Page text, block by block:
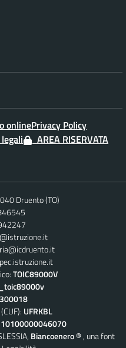
onlinePrivacy Policy
AREA RISERVATA
Druento (TO)
TOIC89000V
UFRKBL
Biancoenero ®, una font